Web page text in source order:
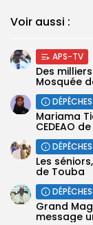
Voir aussi :
APS-TV
Des
Mosquée
DÉPÊCHES
Mariama
CEDEAO
DÉPÊCHES
Les
de Touba
DÉPÊCHES
Grand
message